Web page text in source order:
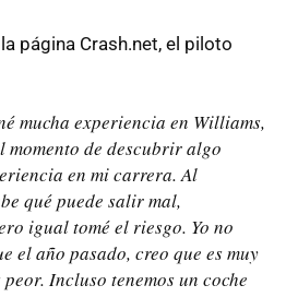
página Crash.net, el piloto
mucha experiencia en Williams,
momento de descubrir algo
en mi carrera. Al
qué puede salir mal,
igual tomé el riesgo. Yo no
el año pasado, creo que es muy
Incluso tenemos un coche